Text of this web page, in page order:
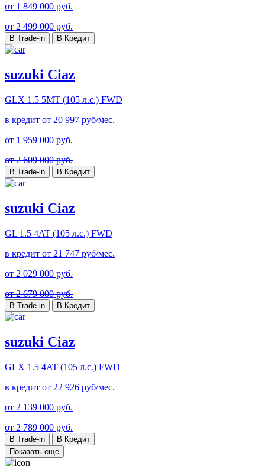
от 1 849 000 руб.
от 2 499 000 руб.
В Trade-in В Кредит
suzuki Ciaz
GLX 1.5 5MT (105 л.с.) FWD
в кредит от 20 997 руб/мес.
от 1 959 000 руб.
от 2 609 000 руб.
В Trade-in В Кредит
suzuki Ciaz
GL 1.5 4AT (105 л.с.) FWD
в кредит от 21 747 руб/мес.
от 2 029 000 руб.
от 2 679 000 руб.
В Trade-in В Кредит
suzuki Ciaz
GLX 1.5 4AT (105 л.с.) FWD
в кредит от 22 926 руб/мес.
от 2 139 000 руб.
от 2 789 000 руб.
В Trade-in
В Кредит
Показать еще